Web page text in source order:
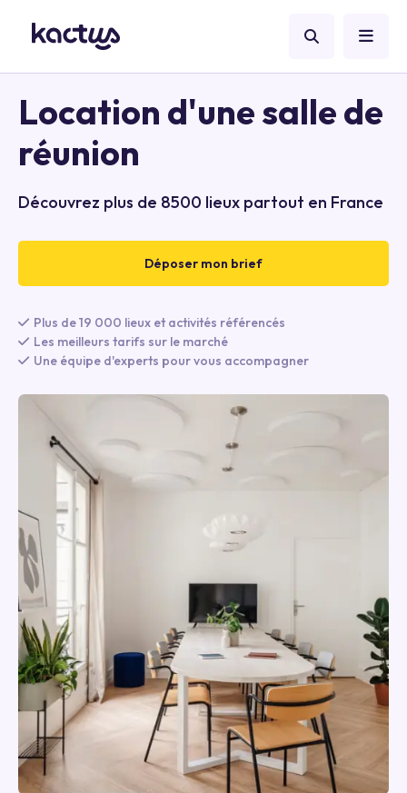
Location d'une salle de
réunion
Découvrez plus de 8500 lieux partout en France
Déposer mon brief
Plus de 19 000 lieux et activités référencés
Les meilleurs tarifs sur le marché
Une équipe d'experts pour vous accompagner